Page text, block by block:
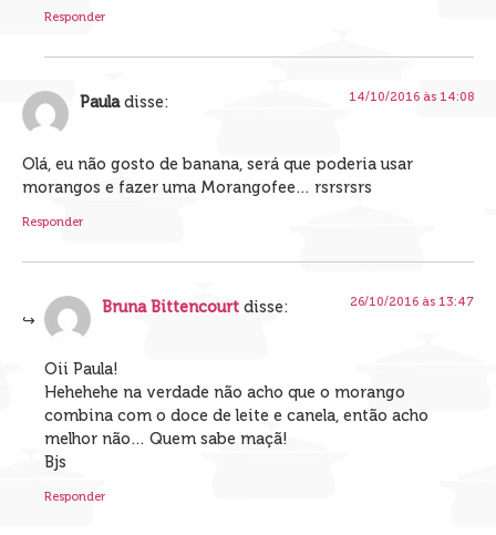
Responder
Paula disse: 14/10/2016 às 14:08
Olá, eu não gosto de banana, será que poderia usar
morangos e fazer uma Morangofee… rsrsrsrs
Responder
Bruna Bittencourt disse: 26/10/2016 às 13:47
Oii Paula!
Hehehehe na verdade não acho que o morango
combina com o doce de leite e canela, então acho
melhor não… Quem sabe maçã!
Bjs
Responder